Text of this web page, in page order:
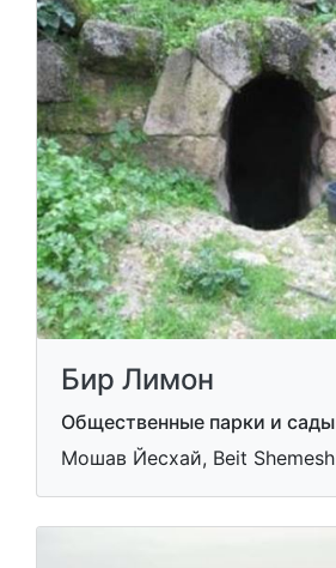
Бир Лимон
Общественные парки и сады
Мошав Йесхай, Beit Shemesh